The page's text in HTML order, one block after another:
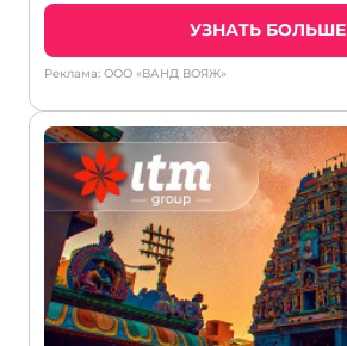
УЗНАТЬ БОЛЬШЕ
Реклама: ООО «ВАНД ВОЯЖ»